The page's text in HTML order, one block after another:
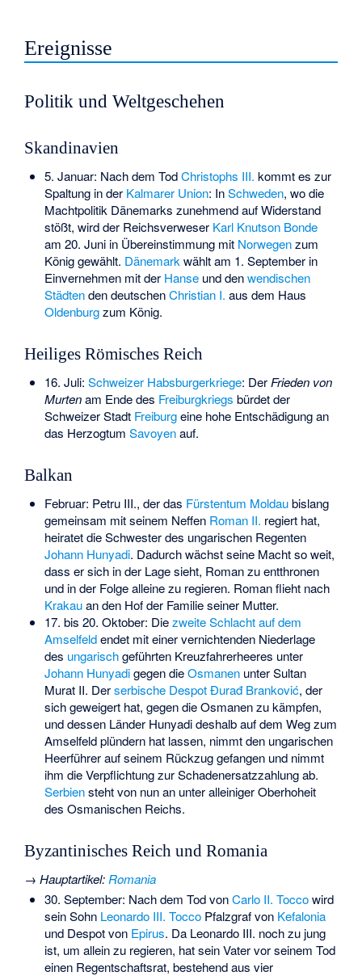
Ereignisse
Politik und Weltgeschehen
Skandinavien
5. Januar: Nach dem TodChristophs III. kommt es zur
Spaltung in der Kalmarer Union: InSchweden, wo die
Machtpolitik Dänemarks zunehmend auf Widerstand
stößt, wird der Reichsverweser Karl Knutson Bonde
am 20. Juni in Übereinstimmung mit Norwegenzum
König gewählt. Dänemark wählt am 1. September in
Einvernehmen mit der Hanseund denwendischen
Städtenden deutschenChristian I. aus dem Haus
Oldenburgzum König.
Heiliges Römisches Reich
16. Juli: Schweizer Habsburgerkriege: Der Frieden von
Murtenam Ende des Freiburgkriegs bürdet der
Schweizer Stadt Freiburgeine hohe Entschädigung an
das Herzogtum Savoyenauf.
Balkan
Februar: Petru III., der das Fürstentum Moldaubislang
gemeinsam mit seinem Neffen Roman II. regiert hat,
heiratet die Schwester des ungarischen Regenten
Johann Hunyadi. Dadurch wächst seine Macht so weit,
dass er sich in der Lage sieht, Roman zu entthronen
und in der Folge alleine zu regieren. Roman flieht nach
Krakauan den Hof der Familie seiner Mutter.
17. bis 20. Oktober: Diezweite Schlacht auf dem
Amselfeldendet mit einer vernichtenden Niederlage
des ungarischgeführten Kreuzfahrerheeres unter
Johann Hunyadigegen dieOsmanenunter Sultan
Murat II. Derserbische Despot Đurađ Branković, der
sich geweigert hat, gegen die Osmanen zu kämpfen,
und dessen Länder Hunyadi deshalb auf dem Weg zum
Amselfeld plündern hat lassen, nimmt den ungarischen
Heerführer auf seinem Rückzug gefangen und nimmt
ihm die Verpflichtung zur Schadenersatzzahlung ab.
Serbiensteht von nun an unter alleiniger Oberhoheit
des Osmanischen Reichs.
Byzantinisches Reich und Romania
→Hauptartikel: Romania
30. September: Nach dem Tod vonCarlo II. Toccowird
sein Sohn Leonardo III. ToccoPfalzgraf von Kefalonia
und Despot von Epirus. Da Leonardo III. noch zu jung
ist, um allein zu regieren, hat sein Vater vor seinem Tod
einen Regentschaftsrat, bestehend aus vier